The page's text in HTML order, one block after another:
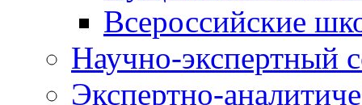
Всероссийские
Научно-экспертный
Экспертно-